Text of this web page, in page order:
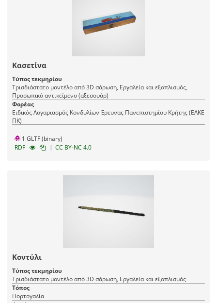
Κασετίνα
Τύπος τεκμηρίου
Τρισδιάστατο μοντέλο από 3D σάρωση, Εργαλεία και εξοπλισμός,
Προσωπικό αντικείμενο (αξεσουάρ)
Φορέας
Ειδικός Λογαριασμός Κονδυλίων Έρευνας Πανεπιστημίου Κρήτης (ΕΛΚΕ
ΠΚ)
1 GLTF (binary)
RDF
| CC BY-NC 4.0
Κοντύλι
Τύπος τεκμηρίου
Τρισδιάστατο μοντέλο από 3D σάρωση, Εργαλεία και εξοπλισμός
Τόπος
Πορτογαλία